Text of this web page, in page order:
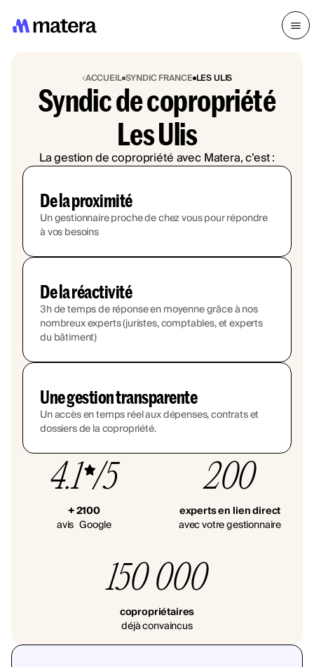
ACCUEIL SYNDIC FRANCE LES ULIS
Syndic de copropriété
Les Ulis
La gestion de copropriété avec Matera, c’est :
De la proximité
Un gestionnaire proche de chez vous pour répondre
à vos besoins
De la réactivité
3h de temps de réponse en moyenne grâce à nos
nombreux experts (juristes, comptables, et experts
du bâtiment)
Une gestion transparente
Un accès en temps réel aux dépenses, contrats et
dossiers de la copropriété.
4.1 /5
+ 2100
avis Google
200
experts en lien direct
avec votre gestionnaire
150 000
copropriétaires
déjà convaincus